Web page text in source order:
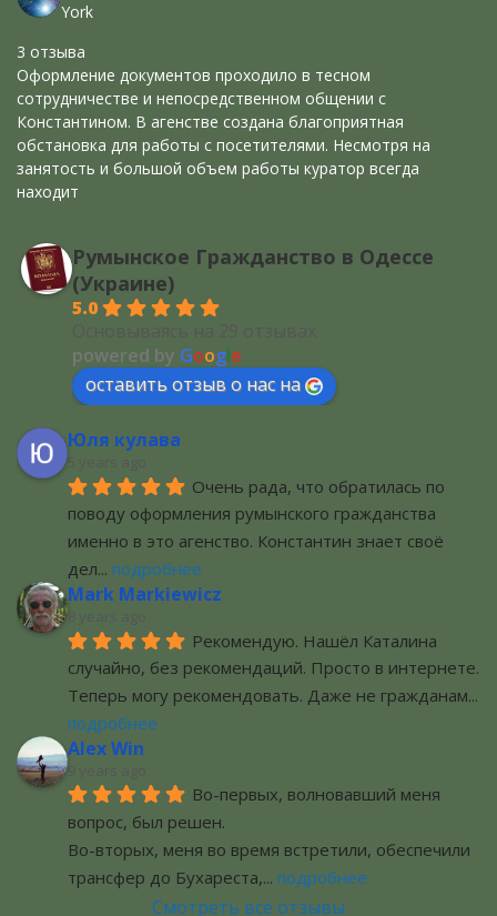
York
3 отзыва
Оформление документов проходило в тесном
сотрудничестве и непосредственном общении с
Константином. В агенстве создана благоприятная
обстановка для работы с посетителями. Несмотря на
занятость и большой объем работы куратор всегда
находит
Румынское Гражданство в Одессе
(Украине)
5.0
powered by Google
оставить отзыв о нас на
Юля кулава
5 years ago
Очень рада, что обратилась по
поводу оформления румынского гражданства
именно в это агенство. Константин знает своё
дел... подробнее
Mark Markiewicz
Рекомендую. Нашёл Каталина
случайно, без рекомендаций. Просто в интернете.
Теперь могу рекомендовать. Даже не гражданам
подробнее
Alex Win
9 years ago
Во-первых, волновавший меня
вопрос, был решен.
Во-вторых, меня во время встретили, обеспечили
трансфер до Бухареста,... подробнее
Смотреть все отзывы